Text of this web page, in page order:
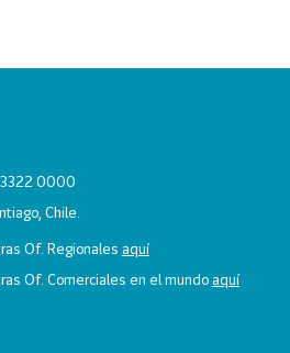
0000
Chile.
Of. Regionales aquí
Of. Comerciales en el mundoaquí